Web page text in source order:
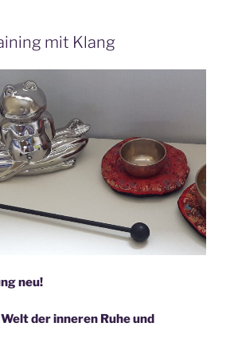
mit Klang
neu!
der inneren Ruhe und